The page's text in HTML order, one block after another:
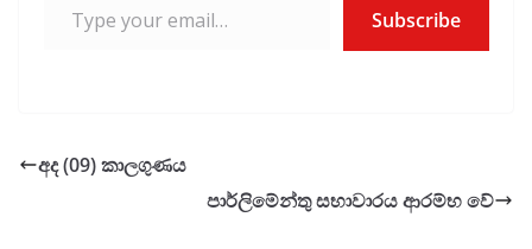
Subscribe
අද (09) කාලගුණය
පාර්ලිමේන්තු සභාවාරය ආරම්භ වේ